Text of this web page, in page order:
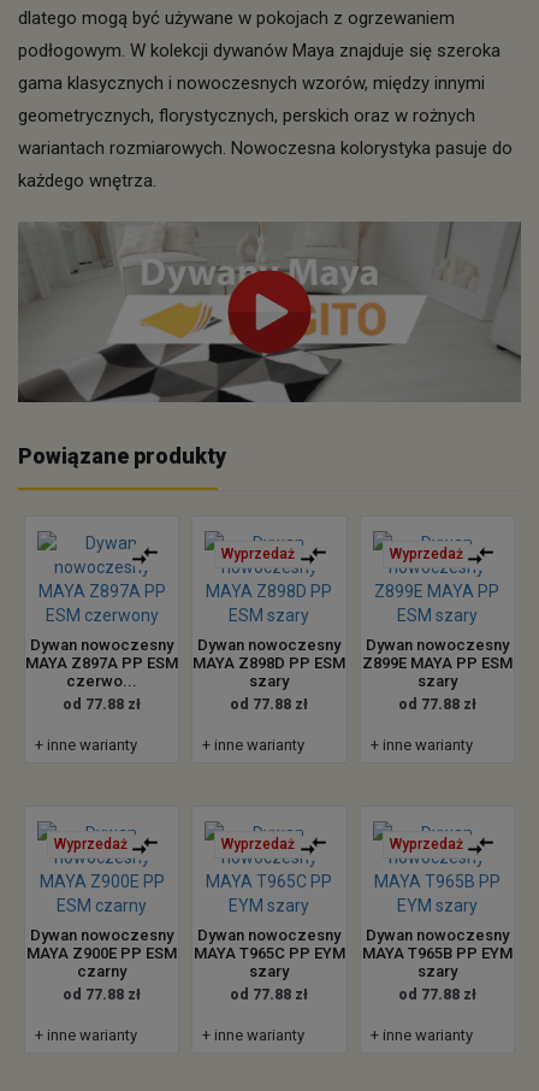
dlatego mogą być używane w pokojach z ogrzewaniem
podłogowym. W kolekcji dywanów Maya znajduje się szeroka
gama klasycznych i nowoczesnych wzorów, między innymi
geometrycznych, florystycznych, perskich oraz w rożnych
wariantach rozmiarowych. Nowoczesna kolorystyka pasuje do
każdego wnętrza.
Powiązane produkty
Dywan nowoczesny
MAYA Z897A PP ESM
czerwo...
od 77.88 zł
+ inne warianty
Wyprzedaż
Dywan nowoczesny
MAYA Z898D PP ESM
szary
od 77.88 zł
+ inne warianty
Wyprzedaż
Dywan nowoczesny
Z899E MAYA PP ESM
szary
od 77.88 zł
+ inne warianty
Wyprzedaż
Dywan nowoczesny
MAYA Z900E PP ESM
czarny
od 77.88 zł
+ inne warianty
Wyprzedaż
Dywan nowoczesny
MAYA T965C PP EYM
szary
od 77.88 zł
+ inne warianty
Wyprzedaż
Dywan nowoczesny
MAYA T965B PP EYM
szary
od 77.88 zł
+ inne warianty